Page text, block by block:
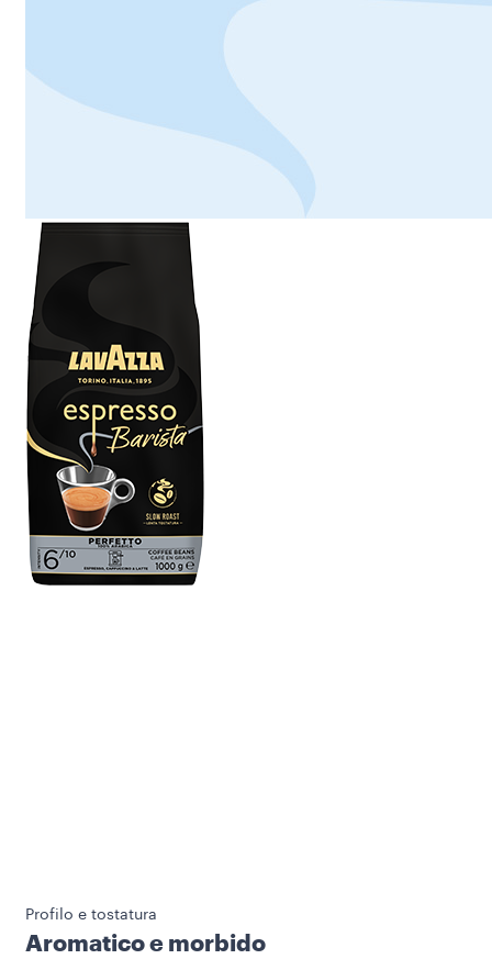
Profilo e tostatura
Aromatico e morbido